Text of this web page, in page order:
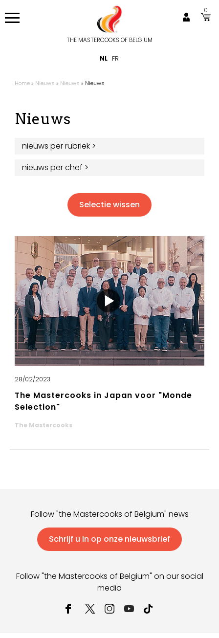
en
THE MASTERCOOKS OF BELGIUM
0
NL FR
Kruimelpad
Home Nieuws Nieuws Nieuws
Nieuws
nieuws per rubriek >
nieuws per chef >
Selectie wissen
28/02/2023
The Mastercooks in Japan voor "Monde
Selection"
The Mastercooks
Follow "the Mastercooks of Belgium" news
Schrijf u in op onze nieuwsbrief
Follow "the Mastercooks of Belgium" on our social
media